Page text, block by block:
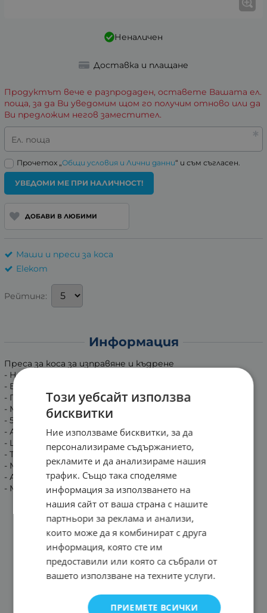
Неналичен
Доставка и плащане
Продуктът вече е разпродаден, оставете Вашата ел.
поща, за да Ви уведомим щом го получим отново или да
Ви предложим негов заместител.
Ел. поща
Прочетох „ Общи условия и Лични данни“ и съм съгласен.
УВЕДОМИ МЕ ПРИ НАЛИЧНОСТ!
ДОБАВИ В ЛЮБИМИ
Маши и преси за коса
Elekom
Рейтинг:
Информация
Преса за коса за изправяне и къдрене
- Нова технология с извити плочи
- Бързо загряване - за 15 сек.
- Плочи с високо технологично керамично покритие
- Макс. температура: 230˚
- 5 Нива на температура
- Автоматично изкл. след 60 мин.
- LED дисплей/ Вкл./ Изкл. Бутон
- Термоустойчив калъф
- Микроводещи вградени гребени
- АС ~ 50-60HZ~ 220-240V
- Мощност: 50 W
Този уебсайт използва
бисквитки
Ние използваме бисквитки, за да
персонализираме съдържанието,
рекламите и да анализираме нашия
трафик. Също така споделяме
информация за използването на
нашия сайт от ваша страна с нашите
партньори за реклама и анализи,
които може да я комбинират с друга
информация, която сте им
предоставили или която са събрали от
вашето използване на техните услуги.
ПРИЕМЕТЕ ВСИЧКИ